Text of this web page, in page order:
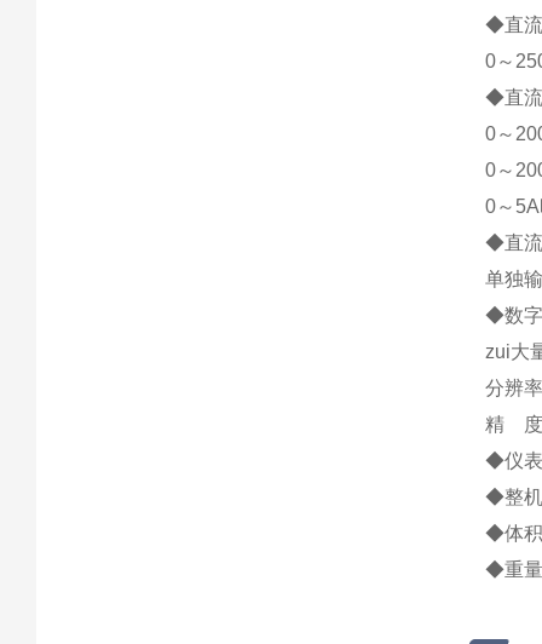
◆直
0～
◆直
0～
0～
0～
◆直流
单独
◆数
zui大
分辨
精 度
◆仪表
◆整机
◆体积
◆重